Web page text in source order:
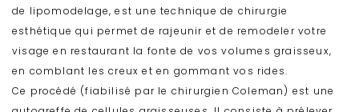
de lipomodelage, est une technique de chirurgie
esthétique qui permet de rajeunir et de remodeler votre
visage en restaurant la fonte de vos volumes graisseux,
en comblant les creux et en gommant vos rides.
Ce procédé (fiabilisé par le chirurgien Coleman) est une